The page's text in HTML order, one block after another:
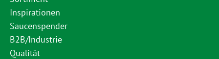
Inspirationen
Saucenspender
B2B/Industrie
Qualität